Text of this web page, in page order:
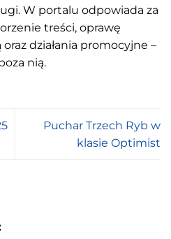
W portalu odpowiada za
treści, oprawę
działania promocyjne –
nią.
Puchar Trzech Ryb w
klasie Optimist